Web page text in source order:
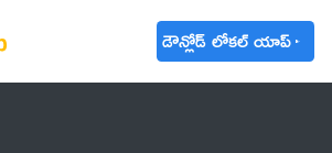
డౌన్లోడ్ లోకల్ యాప్